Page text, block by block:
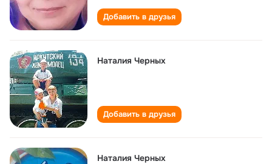
Добавить в друзья
Наталия Черных
Добавить в друзья
Наталия Черных